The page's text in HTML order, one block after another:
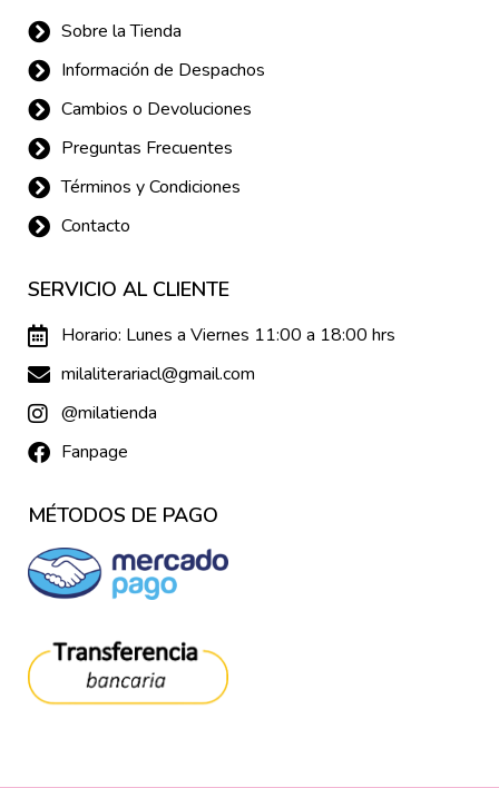
Sobre la Tienda
Información de Despachos
Cambios o Devoluciones
Preguntas Frecuentes
Términos y Condiciones
Contacto
SERVICIO AL CLIENTE
Horario: Lunes a Viernes 11:00 a 18:00 hrs
milaliterariacl@gmail.com
@milatienda
Fanpage
MÉTODOS DE PAGO